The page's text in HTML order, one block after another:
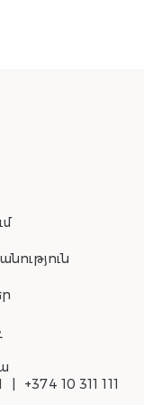
+374 10 311 111